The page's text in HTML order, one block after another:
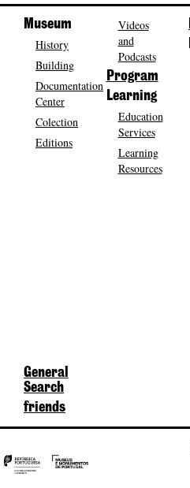
Museum
History
Building
Documentation
Center
Colection
Editions
Videos
and
Podcasts
Program
Learning
Education
Services
Learning
Resources
General
Search
friends